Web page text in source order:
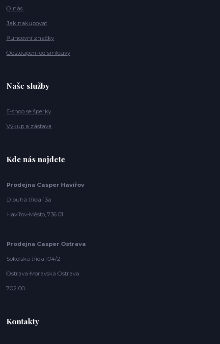
O nás
Jak nakupovat
Puncovní značky
Odstoupení od smlouvy
Naše služby
E-shop se šperky
Výkup a zástava
Kde nás najdete
Prodejna Casper Havířov
Dlouhá třída 13a
Havířov-Město, 736 01
Prodejna Casper Ostrava
Sokolská třída 104/2
Ostrava-Moravská Ostrava
702 00
Kontakty